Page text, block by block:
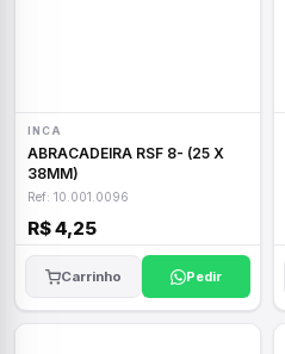
INCA
ABRACADEIRA RSF 8- (25 X
38MM)
Ref: 10.001.0096
R$ 4,25
Carrinho Pedir